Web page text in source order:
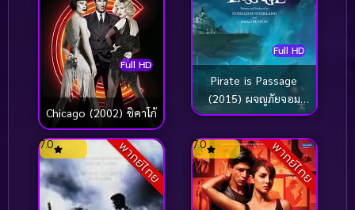
Full HD
Chicago (2002) ชิคาโก้
Full HD
Pirate is Passage
(2015) ผจญภัยจอม
ตำนานโจรสลัด
พากย์ไทย
7.0 พากย์ไทย
7.0